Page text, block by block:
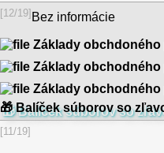
[12/19] Bez informácie
Základy obchdoného
dukátikovZáklady obchodného
dukátikovZáklady obchodného
dukátikov
🎁 Balíček súborov so
[11/19]